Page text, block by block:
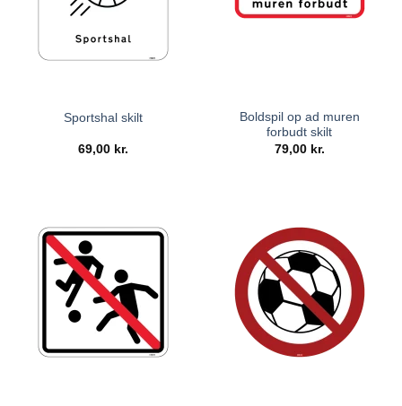
Sportshal skilt
69,00 kr.
Boldspil op ad muren
forbudt skilt
79,00 kr.